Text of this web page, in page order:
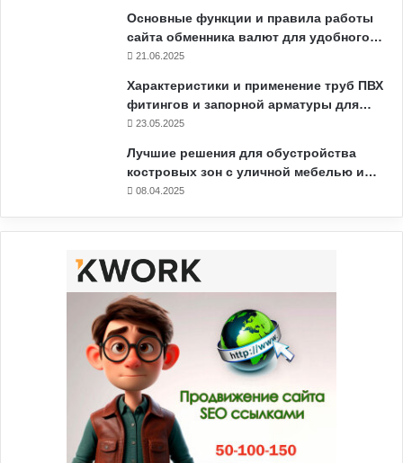
Основные функции и правила работы
сайта обменника валют для удобного…
21.06.2025
Характеристики и применение труб ПВХ
фитингов и запорной арматуры для…
23.05.2025
Лучшие решения для обустройства
костровых зон с уличной мебелью и…
08.04.2025